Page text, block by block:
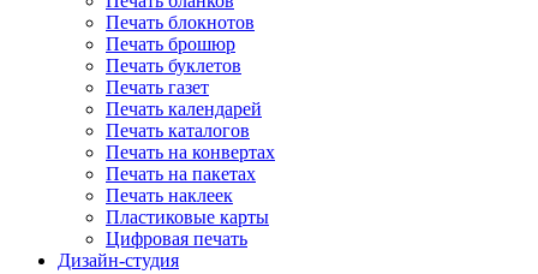
Печать блокнотов
Печать брошюр
Печать буклетов
Печать газет
Печать календарей
Печать каталогов
Печать на конвертах
Печать на пакетах
Печать наклеек
Пластиковые карты
Цифровая печать
Дизайн-студия